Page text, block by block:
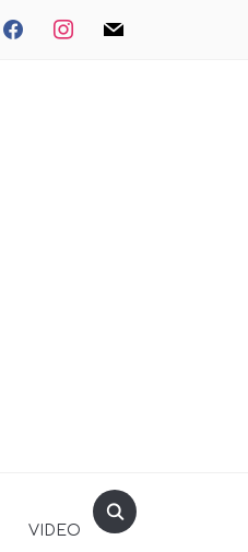
facebookinstagrammail
VIDEO